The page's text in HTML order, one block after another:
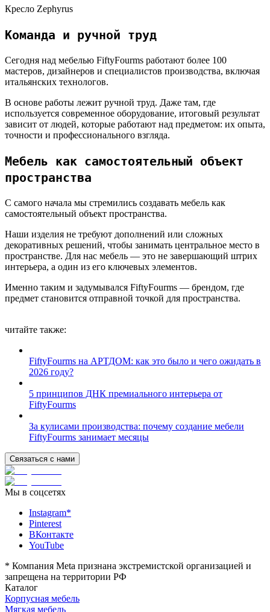
Кресло Zephyrus
Команда и ручной труд
Сегодня над мебелью FiftyFourms работают более 100
мастеров, дизайнеров и специалистов производства, включая
итальянских технологов.
В основе работы лежит ручной труд. Даже там, где
используется современное оборудование, итоговый результат
зависит от людей, которые работают над предметом: их опыта,
точности и профессионального взгляда.
Мебель как самостоятельный объект
пространства
С самого начала мы стремились создавать мебель как
самостоятельный объект пространства.
Наши изделия не требуют дополнений или сложных
декоративных решений, чтобы занимать центральное место в
пространстве. Для нас мебель — это не завершающий штрих
интерьера, а один из его ключевых элементов.
Именно таким и задумывался FiftyFourms — брендом, где
предмет становится отправной точкой для пространства.
читайте также:
FiftyFourms на АРТДОМ: как это было и чего ожидать в
2026 году?
5 принципов ДНК премиального интерьера от
FiftyFourms
За кулисами производства: почему создание мебели
FiftyFourms занимает месяцы
Связаться с нами
Мы в соцсетях
Instagram*
Pinterest
ВКонтакте
YouTube
* Компания Meta признана экстремистской организацией и
запрещена на территории РФ
Каталог
Корпусная мебель
Мягкая мебель